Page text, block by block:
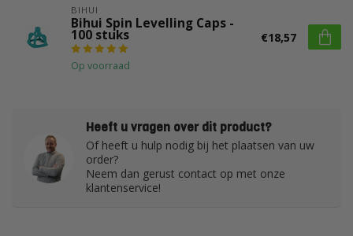
BIHUI
Bihui Spin Levelling Caps -
100 stuks
Op voorraad
€18,57
Heeft u vragen over dit product?
Of heeft u hulp nodig bij het plaatsen van uw
order?
Neem dan gerust contact op met onze
klantenservice!